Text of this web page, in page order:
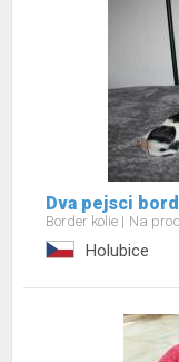
Dva pejsci
Border kolie Na
Holubice